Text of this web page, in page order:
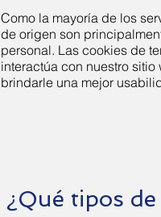
Como la mayoría de los
de origen son
personal. Las cookies de
interactúa con nuestro
brindarle una mejor
¿Qué tipos